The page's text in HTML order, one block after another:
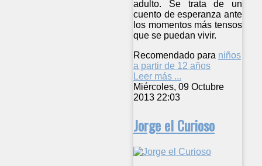
adulto. Se trata de un
cuento de esperanza ante
los momentos más tensos
que se puedan vivir.
Recomendado para niños
a partir de 12 años
Leer más ...
Miércoles, 09 Octubre
2013 22:03
Jorge el Curioso